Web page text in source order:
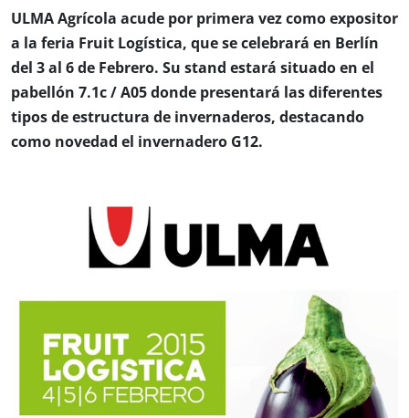
ULMA Agrícola acude por primera vez como expositor
a la feria Fruit Logística, que se celebrará en Berlín
del 3 al 6 de Febrero. Su stand estará situado en el
pabellón 7.1c / A05 donde presentará las diferentes
tipos de estructura de invernaderos, destacando
como novedad el invernadero G12.